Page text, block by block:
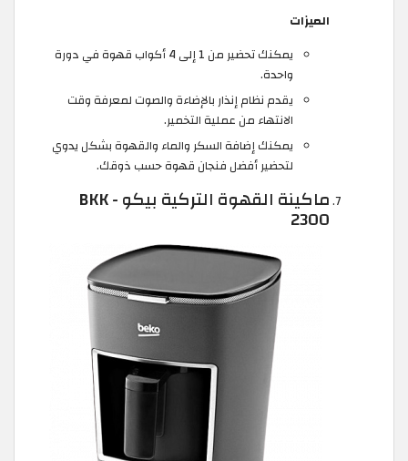
الميزات
يمكنك تحضير من 1 إلى 4 أكواب قهوة في دورة
واحدة.
يقدم نظام إنذار بالإضاءة والصوت لمعرفة وقت
الانتهاء من عملية التخمير.
يمكنك إضافة السكر والماء والقهوة بشكل يدوي
لتحضير أفضل فنجان قهوة حسب ذوقك.
ماكينة القهوة التركية بيكو - BKK
2300